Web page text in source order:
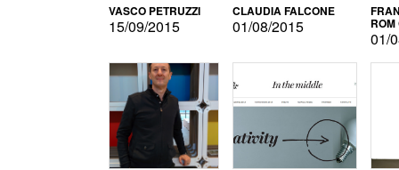
VASCO PETRUZZI
15/09/2015
CLAUDIA FALCONE
01/08/2015
01/